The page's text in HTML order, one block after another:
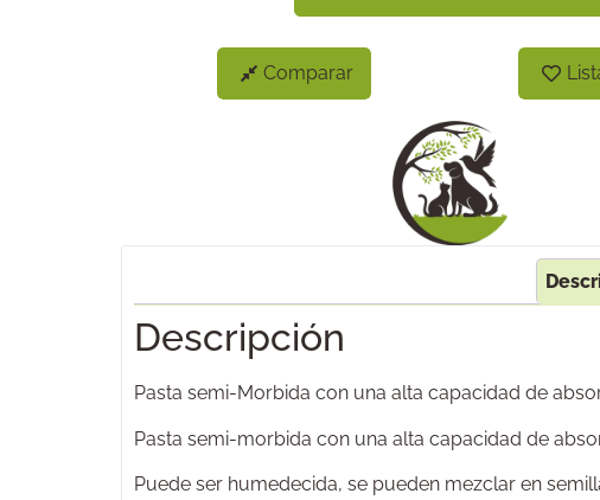
Comparar
Descripción
Pasta semi-Morbida con una alta capacidad de
Pasta semi-morbida con una alta capacidad de
Puede ser humedecida, se pueden mezclar en